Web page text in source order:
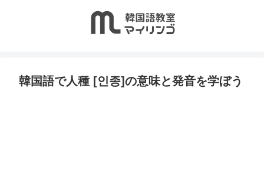
韓国語で人種 [인종]の意味と発音を学ぼう